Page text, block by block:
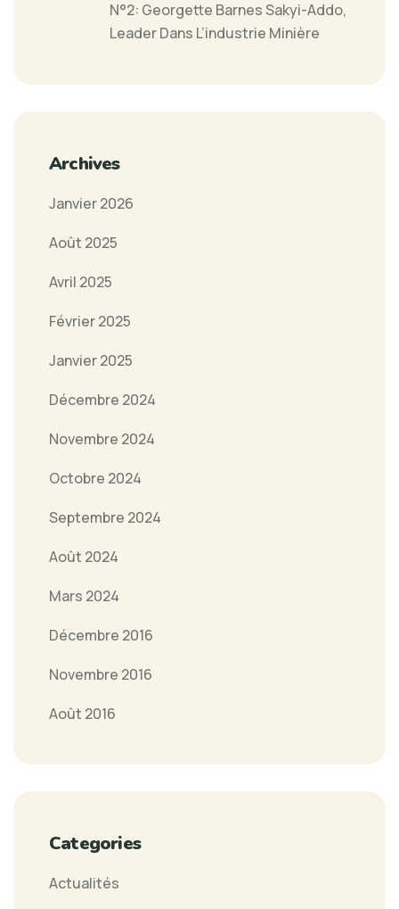
N°2: Georgette Barnes Sakyi-Addo,
Leader Dans L’industrie Minière
Archives
Janvier 2026
Août 2025
Avril 2025
Février 2025
Janvier 2025
Décembre 2024
Novembre 2024
Octobre 2024
Septembre 2024
Août 2024
Mars 2024
Décembre 2016
Novembre 2016
Août 2016
Categories
Actualités